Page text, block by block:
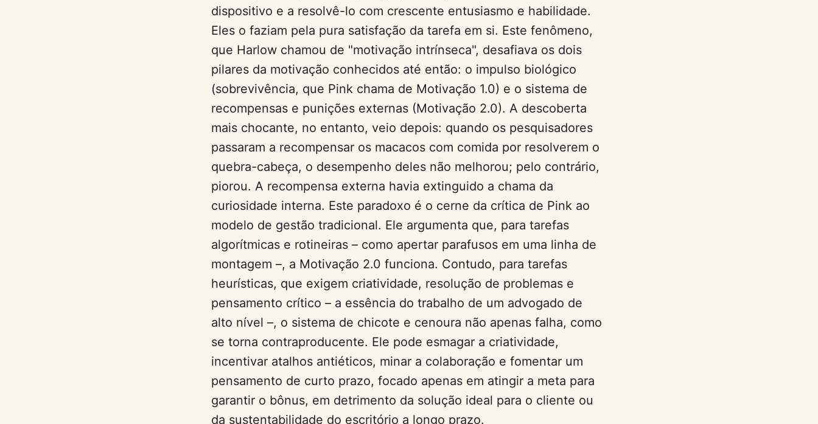
dispositivo e a resolvê-lo com crescente entusiasmo e habilidade.
Eles o faziam pela pura satisfação da tarefa em si. Este fenômeno,
que Harlow chamou de "motivação intrínseca", desafiava os dois
pilares da motivação conhecidos até então: o impulso biológico
(sobrevivência, que Pink chama de Motivação 1.0) e o sistema de
recompensas e punições externas (Motivação 2.0). A descoberta
mais chocante, no entanto, veio depois: quando os pesquisadores
passaram a recompensar os macacos com comida por resolverem o
quebra-cabeça, o desempenho deles não melhorou; pelo contrário,
piorou. A recompensa externa havia extinguido a chama da
curiosidade interna. Este paradoxo é o cerne da crítica de Pink ao
modelo de gestão tradicional. Ele argumenta que, para tarefas
algorítmicas e rotineiras – como apertar parafusos em uma linha de
montagem –, a Motivação 2.0 funciona. Contudo, para tarefas
heurísticas, que exigem criatividade, resolução de problemas e
pensamento crítico – a essência do trabalho de um advogado de
alto nível –, o sistema de chicote e cenoura não apenas falha, como
se torna contraproducente. Ele pode esmagar a criatividade,
incentivar atalhos antiéticos, minar a colaboração e fomentar um
pensamento de curto prazo, focado apenas em atingir a meta para
garantir o bônus, em detrimento da solução ideal para o cliente ou
da sustentabilidade do escritório a longo prazo.